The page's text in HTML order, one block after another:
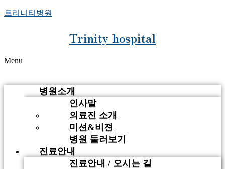
트리니티병원
Trinity hospital
Menu
병원소개
인사말
의료진 소개
미션&비젼
병원 둘러보기
진료안내
진료안내 / 오시는 길